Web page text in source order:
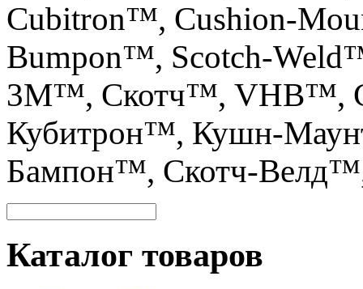
Cubitron™, Cushion-
Bumpon™, Scotch-
3М™, Скотч™, VHB™,
Кубитрон™, Кушн-
Бампон™, Скотч-
Каталог товаров